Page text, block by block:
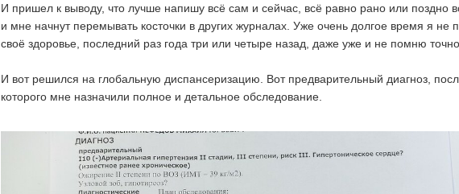
И пришел к выводу, что лучше напишу всё сам и сейчас, всё равно рано или поздно
и мне начнут перемывать косточки в других журналах. Уже очень долгое время я не
своё здоровье, последний раз года три или четыре назад, даже уже и не помню точно.
И вот решился на глобальную диспансеризацию. Вот предварительный диагноз,
которого мне назначили полное и детальное обследование.